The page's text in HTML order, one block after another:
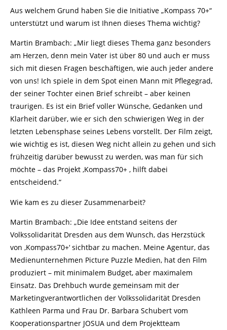
Aus welchem Grund haben Sie die Initiative „Kompass 70+“
unterstützt und warum ist Ihnen dieses Thema wichtig?
Martin Brambach: „Mir liegt dieses Thema ganz besonders
am Herzen, denn mein Vater ist über 80 und auch er muss
sich mit diesen Fragen beschäftigen, wie auch jeder andere
von uns! Ich spiele in dem Spot einen Mann mit Pflegegrad,
der seiner Tochter einen Brief schreibt – aber keinen
traurigen. Es ist ein Brief voller Wünsche, Gedanken und
Klarheit darüber, wie er sich den schwierigen Weg in der
letzten Lebensphase seines Lebens vorstellt. Der Film zeigt,
wie wichtig es ist, diesen Weg nicht allein zu gehen und sich
frühzeitig darüber bewusst zu werden, was man für sich
möchte – das Projekt ‚Kompass70+ ‚ hilft dabei
entscheidend.“
Wie kam es zu dieser Zusammenarbeit?
Martin Brambach: „Die Idee entstand seitens der
Volkssolidarität Dresden aus dem Wunsch, das Herzstück
von ‚Kompass70+‘ sichtbar zu machen. Meine Agentur, das
Medienunternehmen Picture Puzzle Medien, hat den Film
produziert – mit minimalem Budget, aber maximalem
Einsatz. Das Drehbuch wurde gemeinsam mit der
Marketingverantwortlichen der Volkssolidarität Dresden
Kathleen Parma und Frau Dr. Barbara Schubert vom
Kooperationspartner JOSUA und dem Projektteam